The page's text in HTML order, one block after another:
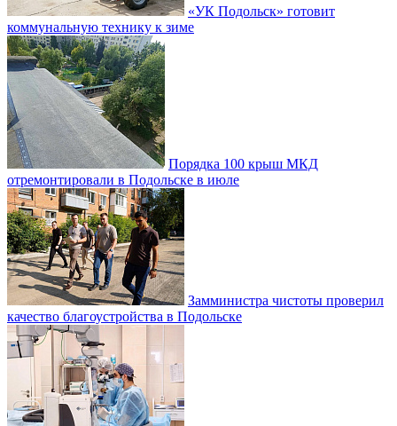
«УК Подольск» готовит
коммунальную технику к зиме
Порядка 100 крыш МКД
отремонтировали в Подольске в июле
Замминистра чистоты проверил
качество благоустройства в Подольске